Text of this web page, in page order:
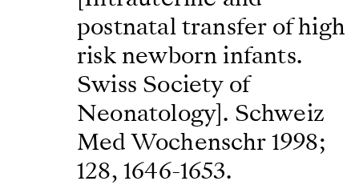
postnatal transfer of high
risk newborn infants.
Swiss Society of
Neonatology]. Schweiz
Med Wochenschr 1998;
128, 1646-1653.